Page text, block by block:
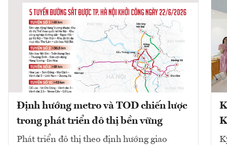
Định hướng metro và TOD chiến lược
trong phát triển đô thị bền vững
Phát triển đô thị theo định hướng giao